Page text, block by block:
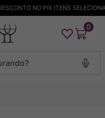
NO PIX ITENS
0